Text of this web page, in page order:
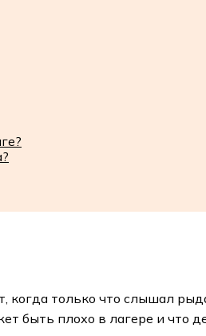
только что слышал
быть плохо в лагере и что